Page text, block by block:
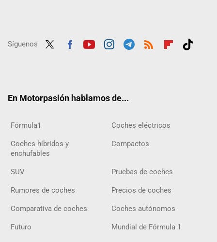
Síguenos
En Motorpasión hablamos de...
Fórmula1 Coches eléctricos
Coches híbridos y
enchufables
Compactos
SUV Pruebas de coches
Rumores de coches Precios de coches
Comparativa de coches Coches autónomos
Futuro Mundial de Fórmula 1